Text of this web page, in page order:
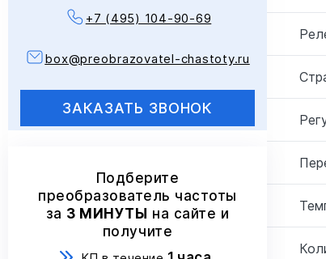
+7 (495) 104-90-69
box@preobrazovatel-chastoty.ru
ЗАКАЗАТЬ ЗВОНОК
Подберите
преобразователь частоты
за 3 МИНУТЫ на сайте и
получите